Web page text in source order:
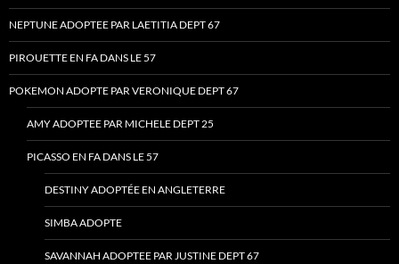
NEPTUNE ADOPTEE PAR LAETITIA DEPT 67
PIROUETTE EN FA DANS LE 57
POKEMON ADOPTE PAR VERONIQUE DEPT 67
AMY ADOPTEE PAR MICHELE DEPT 25
PICASSO EN FA DANS LE 57
DESTINY ADOPTÉE EN ANGLETERRE
SIMBA ADOPTE
SAVANNAH ADOPTEE PAR JUSTINE DEPT 67